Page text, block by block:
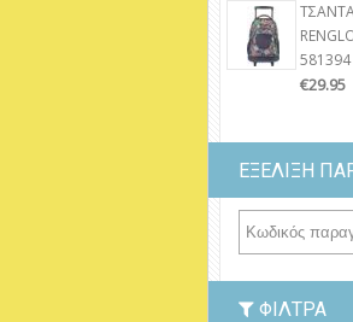
581394
€29.95
ΕΞΕΛΙΞΗ
ΦΊΛΤΡΑ